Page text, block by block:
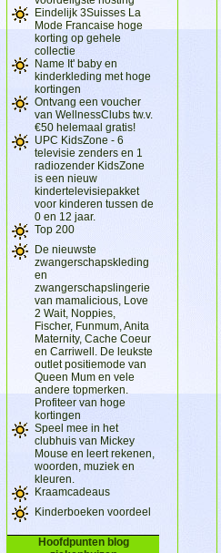
Eindelijk 3Suisses La
Mode Francaise hoge
korting op gehele
collectie
Name It' baby en
kinderkleding met hoge
kortingen
Ontvang een voucher
van WellnessClubs tw.v.
€50 helemaal gratis!
UPC KidsZone - 6
televisie zenders en 1
radiozender KidsZone
is een nieuw
kindertelevisiepakket
voor kinderen tussen de
0 en 12 jaar.
Top 200
De nieuwste
zwangerschapskleding
en
zwangerschapslingerie
van mamalicious, Love
2 Wait, Noppies,
Fischer, Funmum, Anita
Maternity, Cache Coeur
en Carriwell. De leukste
outlet positiemode van
Queen Mum en vele
andere topmerken.
Profiteer van hoge
kortingen
Speel mee in het
clubhuis van Mickey
Mouse en leert rekenen,
woorden, muziek en
kleuren.
Kraamcadeaus
Kinderboeken voordeel
Hoofdpunten blog